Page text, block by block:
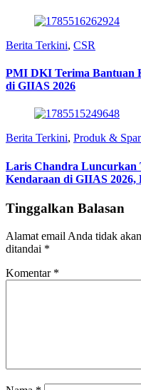
Berita Terkini, CSR
PMI DKI Terima Bantuan
di GIIAS 2026
Berita Terkini, Produk &
Laris Chandra Luncurkan
Kendaraan di GIIAS
Tinggalkan Balasan
Alamat email Anda tidak
ditandai *
Komentar *